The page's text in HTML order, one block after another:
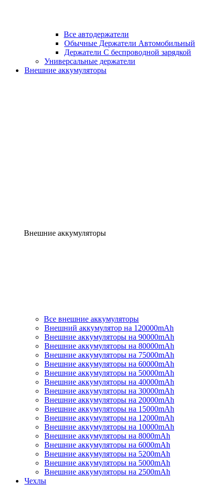
Все автодержатели
Обычные Держатели Автомобильный
Держатели С беспроводной зарядкой
Универсальные держатели
Внешние аккумуляторы
Внешние аккумуляторы
Все внешние аккумуляторы
Внешний аккумулятор на 120000mAh
Внешние аккумуляторы на 90000mAh
Внешние аккумуляторы на 80000mAh
Внешние аккумуляторы на 75000mAh
Внешние аккумуляторы на 60000mAh
Внешние аккумуляторы на 50000mAh
Внешние аккумуляторы на 40000mAh
Внешние аккумуляторы на 30000mAh
Внешние аккумуляторы на 20000mAh
Внешние аккумуляторы на 15000mAh
Внешние аккумуляторы на 12000mAh
Внешние аккумуляторы на 10000mAh
Внешние аккумуляторы на 8000mAh
Внешние аккумуляторы на 6000mAh
Внешние аккумуляторы на 5200mAh
Внешние аккумуляторы на 5000mAh
Внешние аккумуляторы на 2500mAh
Чехлы